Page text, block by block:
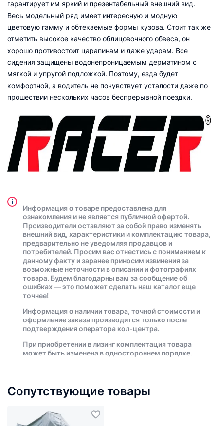
гарантирует им яркий и презентабельный внешний вид.
Весь модельный ряд имеет интересную и модную
цветовую гамму и обтекаемые формы кузова. Стоит так же
отметить высокое качество облицовочного обвеса, он
хорошо противостоит царапинам и даже ударам. Все
сидения защищены водонепроницаемым дерматином с
мягкой и упругой подложкой. Поэтому, езда будет
комфортной, а водитель не почувствует усталости даже по
прошествии нескольких часов беспрерывной поездки.
i
Информация о товаре предоставлена для
ознакомления и не является публичной офертой.
Производители оставляют за собой право изменять
внешний вид, характеристики и комплектацию товара,
предварительно не уведомляя продавцов и
потребителей. Просим вас отнестись с пониманием к
данному факту и заранее приносим извинения за
возможные неточности в описании и фотографиях
товара. Будем благодарны вам за сообщение об
ошибках — это поможет сделать наш каталог еще
точнее!
Информация о наличии товара, точной стоимости и
оформление заказа производится только после
подтверждения оператора кол-центра.
При приобретении в лизинг комплектация товара
может быть изменена в одностороннем порядке.
Сопутствующие товары